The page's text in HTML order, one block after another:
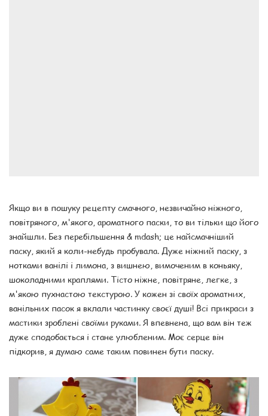
Якщо ви в пошуку рецепту смачного, незвичайно ніжного,
повітряного, м'якого, ароматного паски, то ви тільки що його
знайшли. Без перебільшення & mdash; це найсмачніший
паску, який я коли-небудь пробувала. Дуже ніжний паску, з
нотками ванілі і лимона, з вишнею, вимоченим в коньяку,
шоколадними краплями. Тісто ніжне, повітряне, легке, з
м'якою пухнастою текстурою. У кожен зі своїх ароматних,
ванільних пасок я вклали частинку своєї душі! Всі прикраси з
мастики зроблені своїми руками. Я впевнена, що вам він теж
дуже сподобається і стане улюбленим. Моє серце він
підкорив, я думаю саме таким повинен бути паску.